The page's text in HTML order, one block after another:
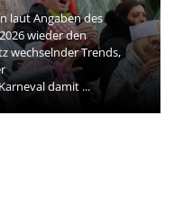
laut Angaben des
wieder den
wechselnder Trends,
damit ...